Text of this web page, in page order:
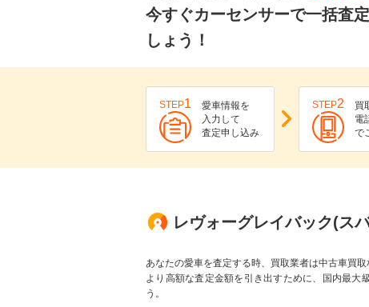
今すぐカーセンサーで一括査
しょう！
STEP1
愛車情報を
入力して
査定申し込み
STEP2
買
電
で
レヴォーグレイバック(ス
あなたの愛車を査定する時、買取業者は中古車買取
より高額な査定金額を引き出すために、国内最大
う。